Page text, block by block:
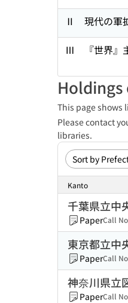
Ⅱ 現代の軍
Ⅲ 『世界』
This page shows
Please contact
libraries.
Kanto
千葉県立中
PaperCall
東京都立中
PaperCall
神奈川県立
PaperCall